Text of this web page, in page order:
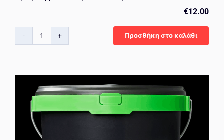
€12.00
Gecko
–
Φίλτρο
Κουβά/
Διαχωριστής
για
Προσθήκη στο καλάθι